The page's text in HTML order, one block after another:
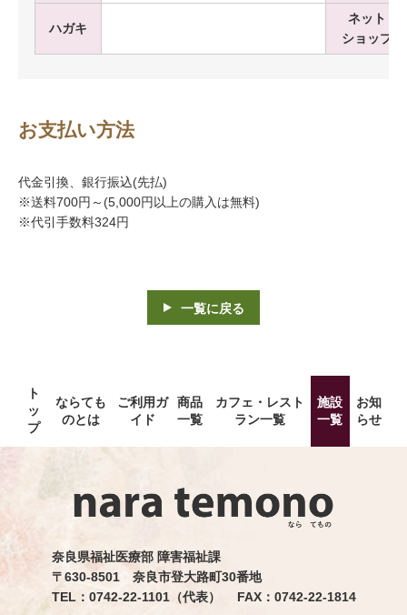
ハガキ
ネット
ショップ
お支払い方法
代金引換、銀行振込(先払)
※送料700円～(5,000円以上の購入は無料)
※代引手数料324円
一覧に戻る
ト
ッ
プ
ならても
のとは
ご利用ガ
イド
商品
一覧
カフェ・レスト
ラン一覧
施設
一覧
お知
らせ
奈良県福祉医療部 障害福祉課
〒630-8501 奈良市登大路町30番地
TEL：0742-22-1101（代表） FAX：0742-22-1814